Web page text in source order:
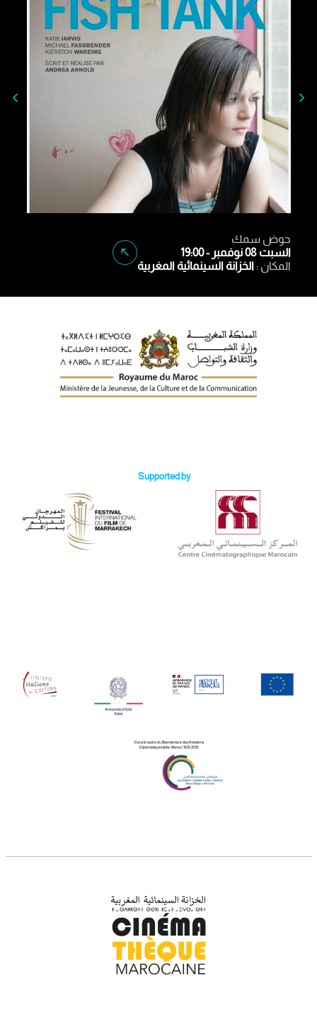
حوض سمك
السبت 08 نوفمبر - 19:00
المكان : الخزانة السينمائية المغربية
Supported by
Dans le cadre du Bicentenaire des Relations
Diplomatiques Italie-Maroc (1825-2025)